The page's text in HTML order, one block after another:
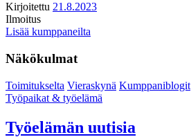
Kirjoitettu 21.8.2023
Ilmoitus
Lisää kumppaneilta
Näkökulmat
Toimitukselta Vieraskynä Kumppaniblogit
Työpaikat & työelämä
Työelämän uutisia